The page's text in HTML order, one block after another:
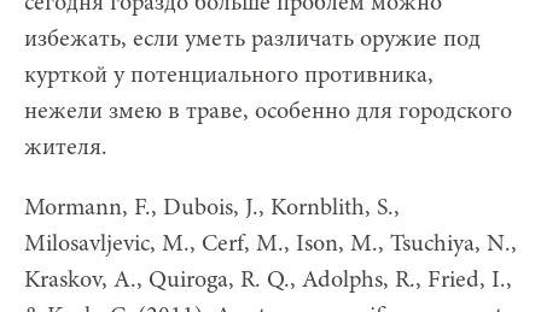
избежать, если уметь различать оружие под
курткой у потенциального противника,
нежели змею в траве, особенно для городского
жителя.
Mormann, F., Dubois, J., Kornblith, S.,
Milosavljevic, M., Cerf, M., Ison, M., Tsuchiya, N.,
Kraskov, A., Quiroga, R. Q., Adolphs, R., Fried, I.,